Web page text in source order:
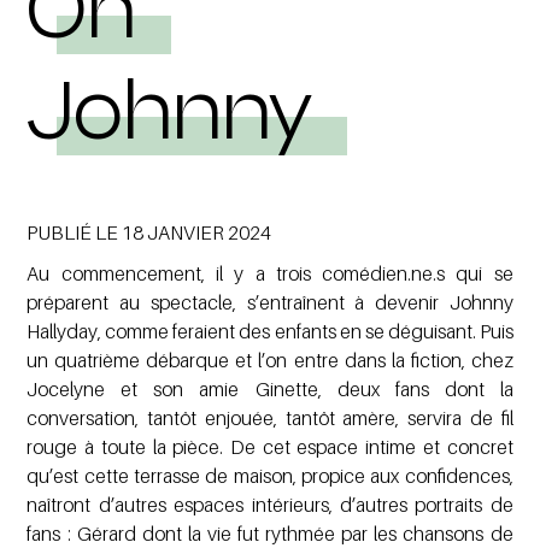
Oh
Johnny
PUBLIÉ LE 18 JANVIER 2024
Au commencement, il y a trois comédien.ne.s qui se
préparent au spectacle, s’entraînent à devenir Johnny
Hallyday, comme feraient des enfants en se déguisant. Puis
un quatrième débarque et l’on entre dans la fiction, chez
Jocelyne et son amie Ginette, deux fans dont la
conversation, tantôt enjouée, tantôt amère, servira de fil
rouge à toute la pièce. De cet espace intime et concret
qu’est cette terrasse de maison, propice aux confidences,
naîtront d’autres espaces intérieurs, d’autres portraits de
fans : Gérard dont la vie fut rythmée par les chansons de